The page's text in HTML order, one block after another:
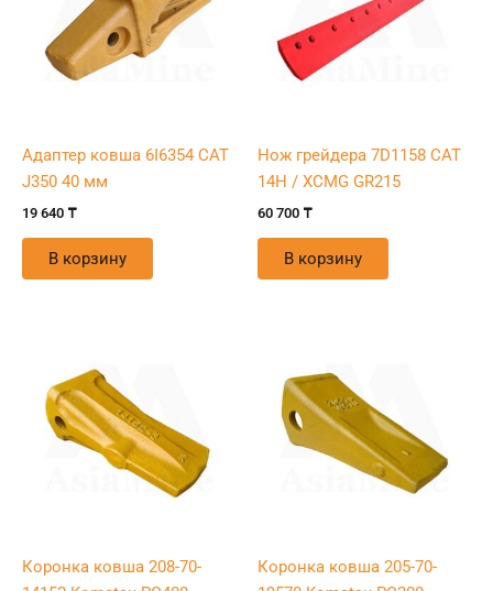
Адаптер ковша 6I6354 CAT
J350 40 мм
19 640 ₸
В корзину
Нож грейдера 7D1158 CAT
14H / XCMG GR215
60 700 ₸
В корзину
Коронка ковша 208-70-
Коронка ковша 205-70-